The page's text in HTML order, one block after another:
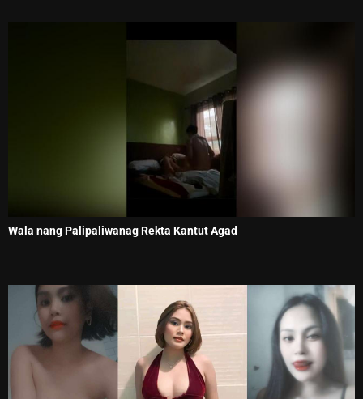
Wala nang Palipaliwanag Rekta Kantut Agad